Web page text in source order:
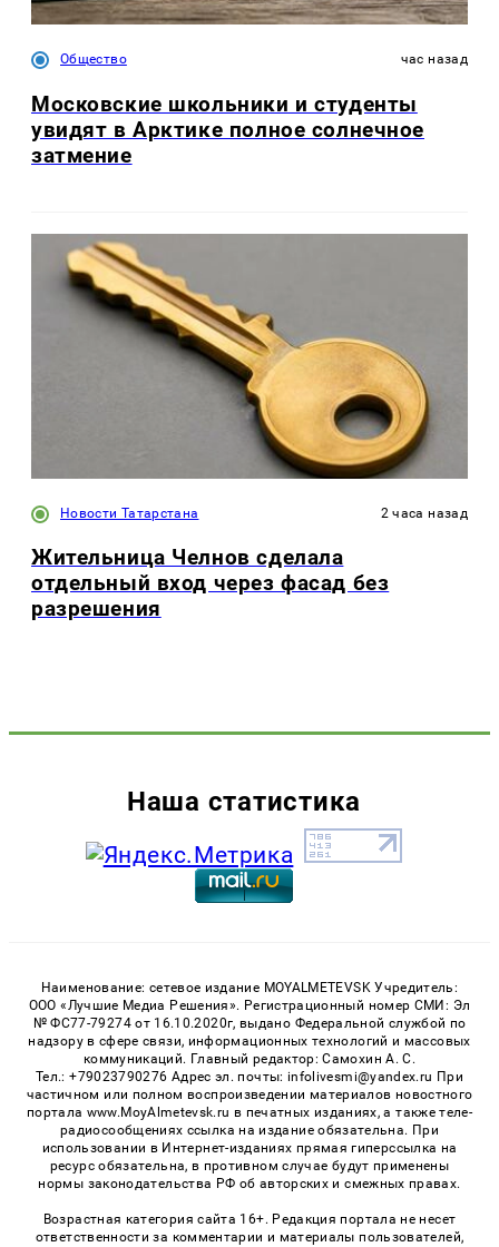
Общество час назад
Московские школьники и студенты
увидят в Арктике полное солнечное
затмение
Новости Татарстана 2 часа назад
Жительница Челнов сделала
отдельный вход через фасад без
разрешения
Наша статистика
Наименование: сетевое издание MOYALMETEVSK Учредитель:
ООО «Лучшие Медиа Решения». Регистрационный номер СМИ: Эл
№ ФС77-79274 от 16.10.2020г, выдано Федеральной службой по
надзору в сфере связи, информационных технологий и массовых
коммуникаций. Главный редактор: Самохин А. С.
Тел.: +79023790276 Адрес эл. почты: infolivesmi@yandex.ru При
частичном или полном воспроизведении материалов новостного
портала www.MoyAlmetevsk.ru в печатных изданиях, а также теле-
радиосообщениях ссылка на издание обязательна. При
использовании в Интернет-изданиях прямая гиперссылка на
ресурс обязательна, в противном случае будут применены
нормы законодательства РФ об авторских и смежных правах.
Возрастная категория сайта 16+. Редакция портала не несет
ответственности за комментарии и материалы пользователей,